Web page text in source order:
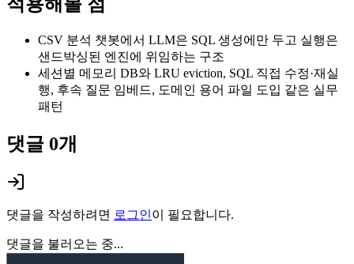
적용해볼 점
CSV 분석 챗봇에서 LLM은 SQL 생성에만 두고 실행은
샌드박싱된 엔진에 위임하는 구조
세션별 메모리 DB와 LRU eviction, SQL 직접 수정·재실
행, 후속 질문 임베드, 도메인 용어 파일 도입 같은 실무
패턴
댓글 0개
댓글을 작성하려면 로그인이 필요합니다.
댓글을 불러오는 중...